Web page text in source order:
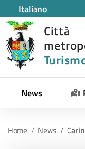
Italiano
Città
News
Home News